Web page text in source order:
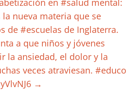
en #salud mental:
nueva materia que se
de #escuelas de Inglaterra.
a que niños y jóvenes
la ansiedad, el dolor y la
veces atraviesan. #educo
→